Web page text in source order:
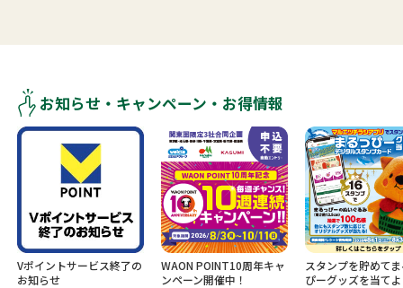
お知らせ・キャンペーン・お得情報
Vポイントサービス終了の
お知らせ
WAON POINT10周年キャ
ンペーン開催中！
スタンプを貯めて
ぴーグッズを当て